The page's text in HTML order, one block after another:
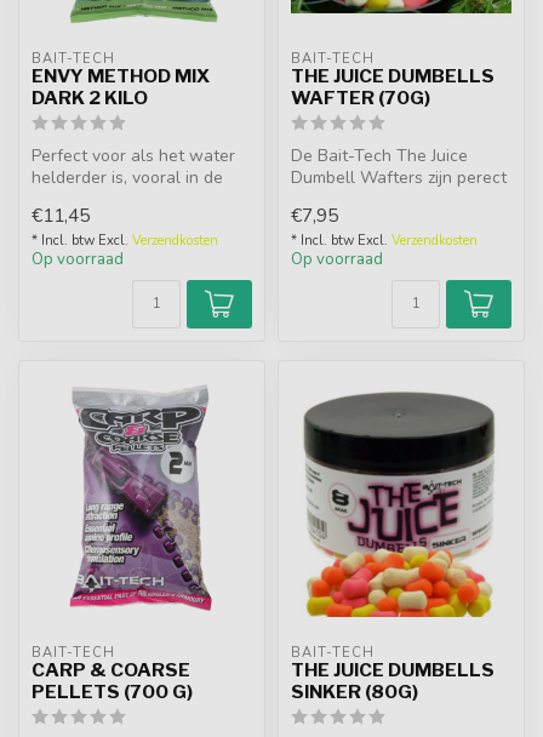
BAIT-TECH
ENVY METHOD MIX
DARK 2 KILO
Perfect voor als het water
helderder is, vooral in de
donker...
€11,45
* Incl. btw Excl. Verzendkosten
Op voorraad
BAIT-TECH
THE JUICE DUMBELLS
WAFTER (70G)
De Bait-Tech The Juice
Dumbell Wafters zijn perect
...
€7,95
* Incl. btw Excl. Verzendkosten
Op voorraad
BAIT-TECH
CARP & COARSE
PELLETS (700 G)
BAIT-TECH
THE JUICE DUMBELLS
SINKER (80G)